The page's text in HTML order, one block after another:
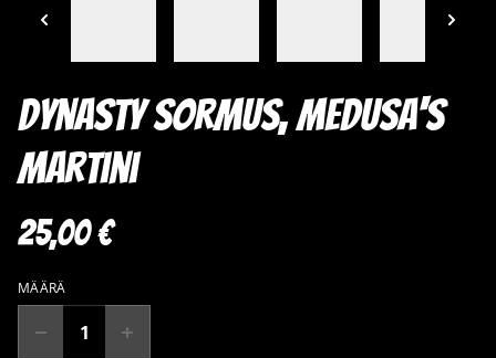
Dynasty Sormus, Medusa's
Martini
25,00 €
MÄÄRÄ